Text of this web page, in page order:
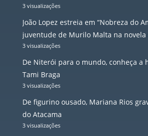
3 visualizações
João Lopez estreia em “Nobreza do
juventude de Murilo Malta na novela
3 visualizações
De Niterói para o mundo, conheça a
Tami Braga
3 visualizações
De figurino ousado, Mariana Rios
do Atacama
3 visualizações